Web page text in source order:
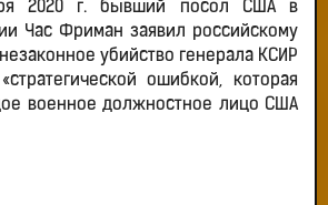
2020 г. бывший посол США в
Час Фриман заявил российскому
убийство генерала КСИР
ошибкой, которая
военное должностное лицо США